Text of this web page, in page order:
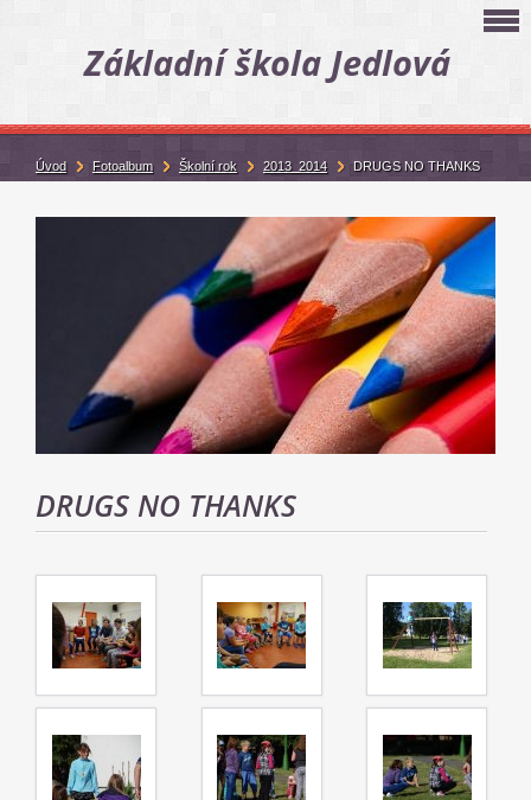
Základní škola Jedlová
DRUGS NO THANKS
Úvod Fotoalbum Školní rok 2013_2014 DRUGS NO THANKS